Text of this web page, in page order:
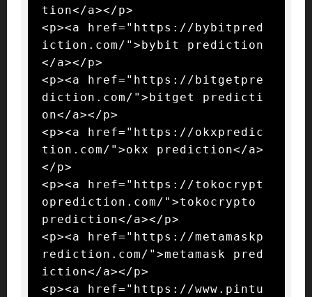
tion</a></p>
<p><a href="https://bybitpred
iction.com/">bybit prediction
</a></p>
<p><a href="https://bitgetpre
diction.com/">bitget predicti
on</a></p>
<p><a href="https://okxpredic
tion.com/">okx prediction</a>
</p>
<p><a href="https://tokocrypt
oprediction.com/">tokocrypto
prediction</a></p>
<p><a href="https://metamaskp
rediction.com/">metamask pred
iction</a></p>
<p><a href="https://www.pintu